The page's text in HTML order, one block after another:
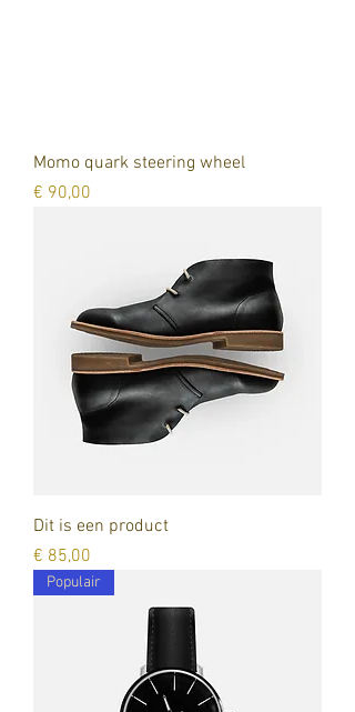
Momo quark steering wheel
Prijs
€ 90,00
Dit is een product
Prijs
€ 85,00
Populair